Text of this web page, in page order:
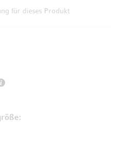
für dieses Produkt